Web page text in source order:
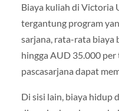
Biaya kuliah di Victoria
tergantung program
sarjana, rata-rata biaya
hingga AUD 35.000
pascasarjana dapat
Di sisi lain, biaya hidup